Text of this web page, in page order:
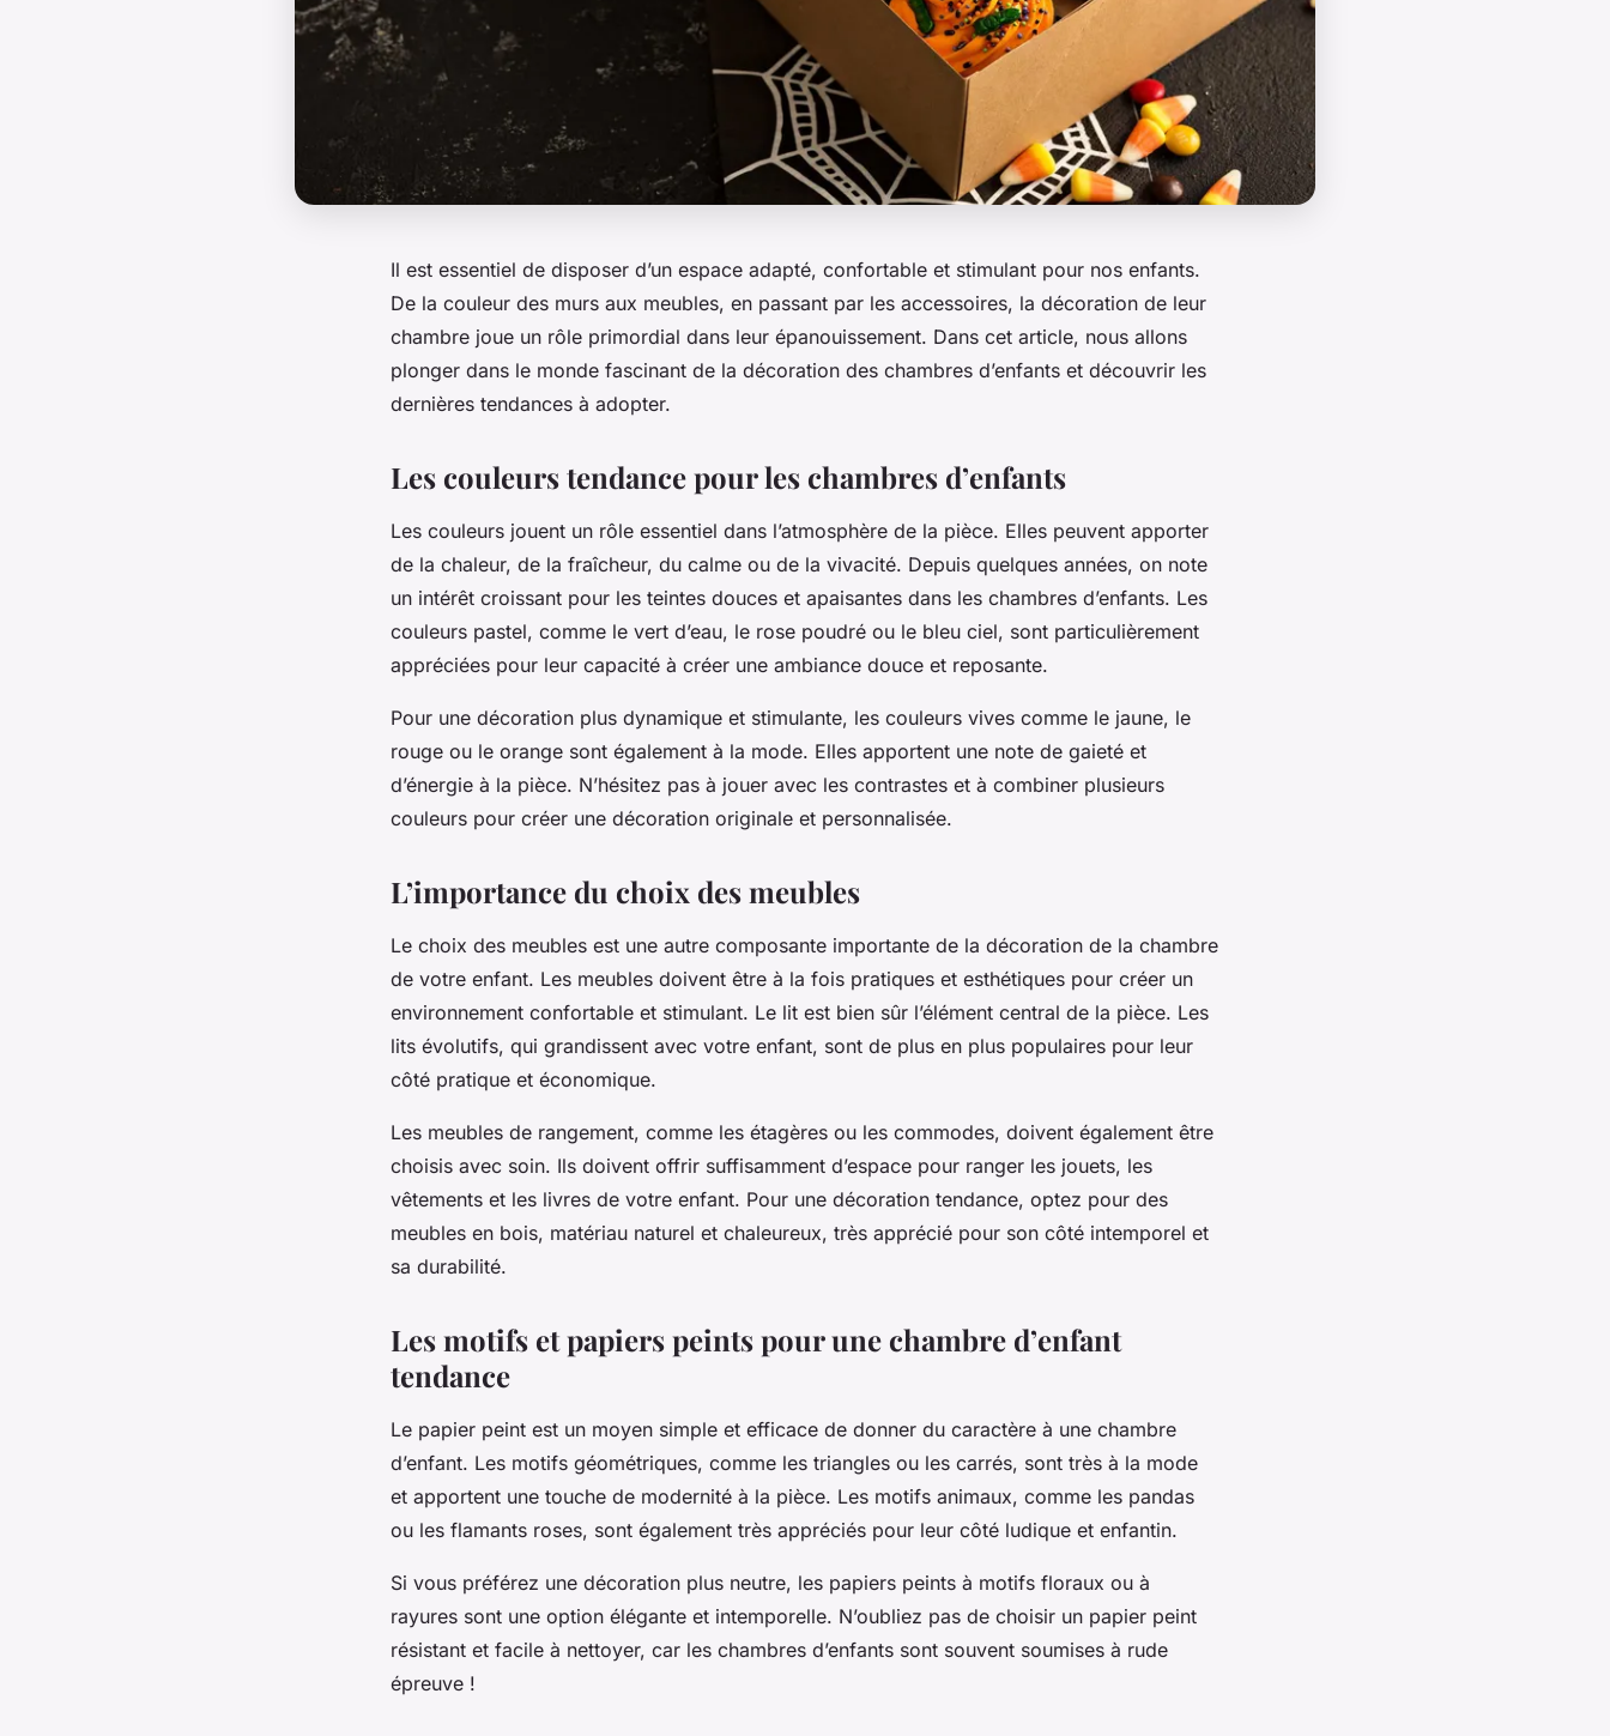
Il est essentiel de disposer d’un espace adapté, confortable et stimulant pour nos enfants.
De la couleur des murs aux meubles, en passant par les accessoires, la décoration de leur
chambre joue un rôle primordial dans leur épanouissement. Dans cet article, nous allons
plonger dans le monde fascinant de la décoration des chambres d’enfants et découvrir les
dernières tendances à adopter.
Les couleurs tendance pour les chambres d’enfants
Les couleurs jouent un rôle essentiel dans l’atmosphère de la pièce. Elles peuvent apporter
de la chaleur, de la fraîcheur, du calme ou de la vivacité. Depuis quelques années, on note
un intérêt croissant pour les teintes douces et apaisantes dans les chambres d’enfants. Les
couleurs pastel, comme le vert d’eau, le rose poudré ou le bleu ciel, sont particulièrement
appréciées pour leur capacité à créer une ambiance douce et reposante.
Pour une décoration plus dynamique et stimulante, les couleurs vives comme le jaune, le
rouge ou le orange sont également à la mode. Elles apportent une note de gaieté et
d’énergie à la pièce. N’hésitez pas à jouer avec les contrastes et à combiner plusieurs
couleurs pour créer une décoration originale et personnalisée.
L’importance du choix des meubles
Le choix des meubles est une autre composante importante de la décoration de la chambre
de votre enfant. Les meubles doivent être à la fois pratiques et esthétiques pour créer un
environnement confortable et stimulant. Le lit est bien sûr l’élément central de la pièce. Les
lits évolutifs, qui grandissent avec votre enfant, sont de plus en plus populaires pour leur
côté pratique et économique.
Les meubles de rangement, comme les étagères ou les commodes, doivent également être
choisis avec soin. Ils doivent offrir suffisamment d’espace pour ranger les jouets, les
vêtements et les livres de votre enfant. Pour une décoration tendance, optez pour des
meubles en bois, matériau naturel et chaleureux, très apprécié pour son côté intemporel et
sa durabilité.
Les motifs et papiers peints pour une chambre d’enfant
tendance
Le papier peint est un moyen simple et efficace de donner du caractère à une chambre
d’enfant. Les motifs géométriques, comme les triangles ou les carrés, sont très à la mode
et apportent une touche de modernité à la pièce. Les motifs animaux, comme les pandas
ou les flamants roses, sont également très appréciés pour leur côté ludique et enfantin.
Si vous préférez une décoration plus neutre, les papiers peints à motifs floraux ou à
rayures sont une option élégante et intemporelle. N’oubliez pas de choisir un papier peint
résistant et facile à nettoyer, car les chambres d’enfants sont souvent soumises à rude
épreuve !